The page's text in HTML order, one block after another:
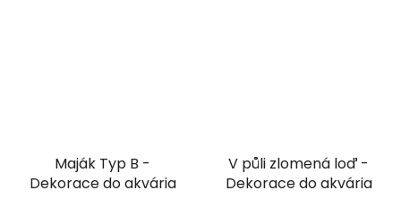
Maják Typ B -
Dekorace do akvária
V půli zlomená loď -
Dekorace do akvária